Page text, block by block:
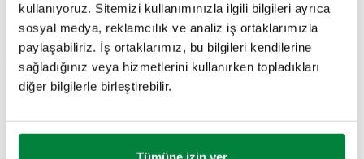
kullanıyoruz. Sitemizi kullanımınızla ilgili bilgileri ayrıca
sosyal medya, reklamcılık ve analiz iş ortaklarımızla
paylaşabiliriz. İş ortaklarımız, bu bilgileri kendilerine
sağladığınız veya hizmetlerini kullanırken topladıkları
diğer bilgilerle birleştirebilir.
Amasis kent merkezinde toplam 7 blok ve farklı tipte 138
daireden oluşan, sosyal alanların güvenli site yaşamı içinde
bir arada olduğu Amasya’da inşa edilmiş prestijli bir konut
projesidir.
Caleffi Sistem Çözümü:
Bir merkezi kazan veya bölge ısıtma sistemi tarafından